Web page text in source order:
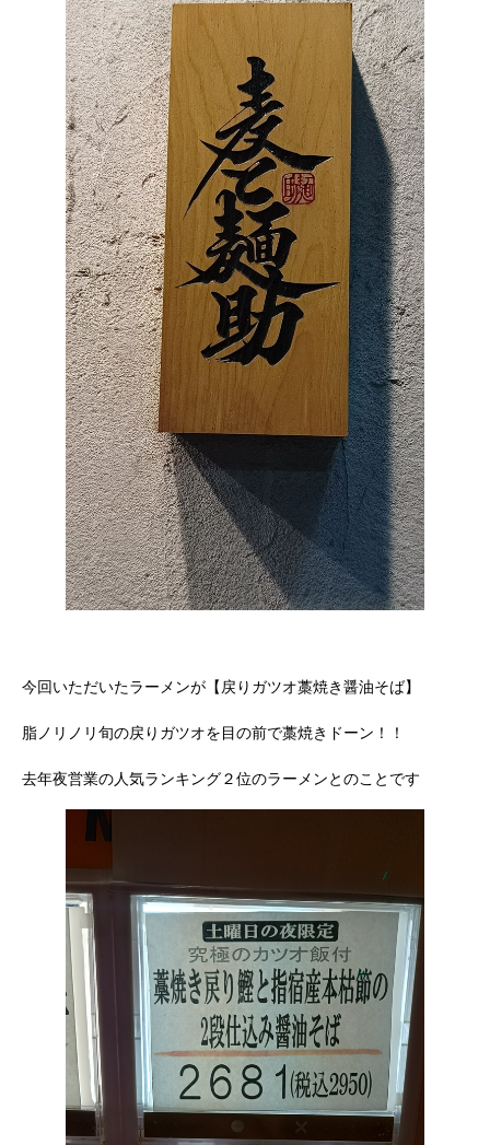
今回いただいたラーメンが【戻りガツオ藁焼き醤油そば】
脂ノリノリ旬の戻りガツオを目の前で藁焼きドーン！！
去年夜営業の人気ランキング２位のラーメンとのことです